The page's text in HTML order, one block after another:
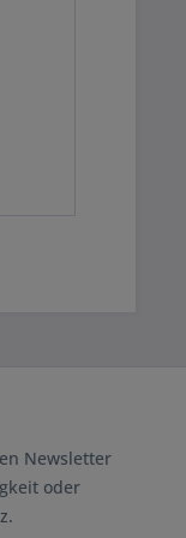
Newsletter
oder